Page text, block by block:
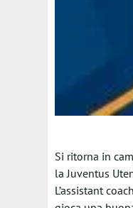
Si ritorna in
la Juventus
L’assistant